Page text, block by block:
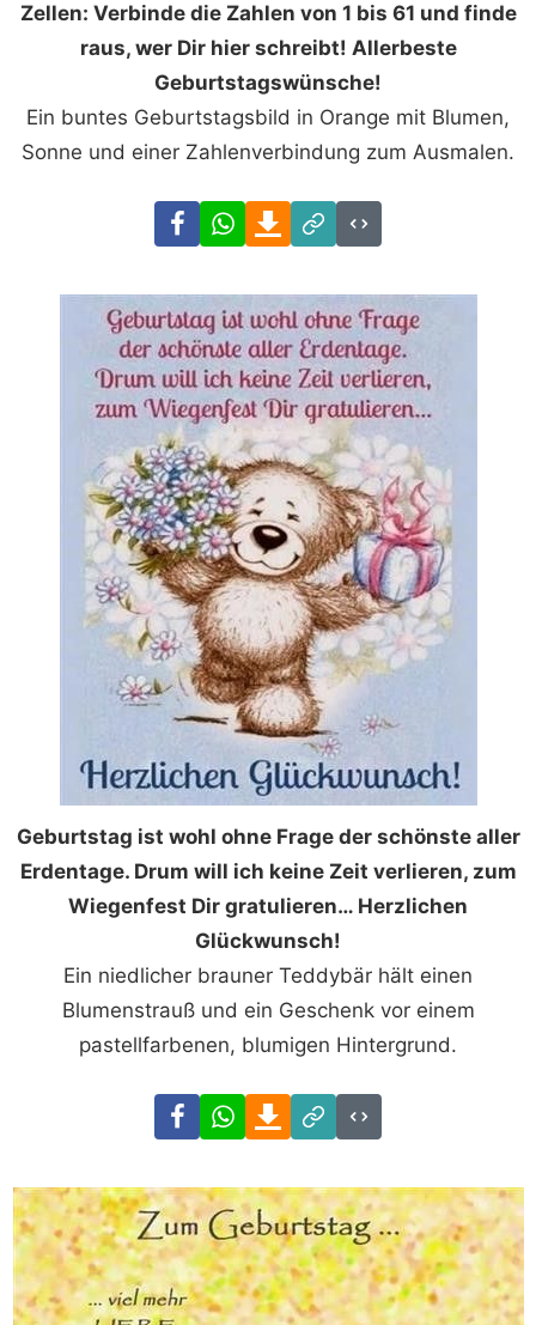
Zellen: Verbinde die Zahlen von 1 bis 61 und finde
raus, wer Dir hier schreibt! Allerbeste
Geburtstagswünsche!
Ein buntes Geburtstagsbild in Orange mit Blumen,
Sonne und einer Zahlenverbindung zum Ausmalen.
FacebookWhatsAppDownload
Link
Code
Geburtstag ist wohl ohne Frage der schönste aller
Erdentage. Drum will ich keine Zeit verlieren, zum
Wiegenfest Dir gratulieren… Herzlichen
Glückwunsch!
Ein niedlicher brauner Teddybär hält einen
Blumenstrauß und ein Geschenk vor einem
pastellfarbenen, blumigen Hintergrund.
FacebookWhatsAppDownload
Link
Code